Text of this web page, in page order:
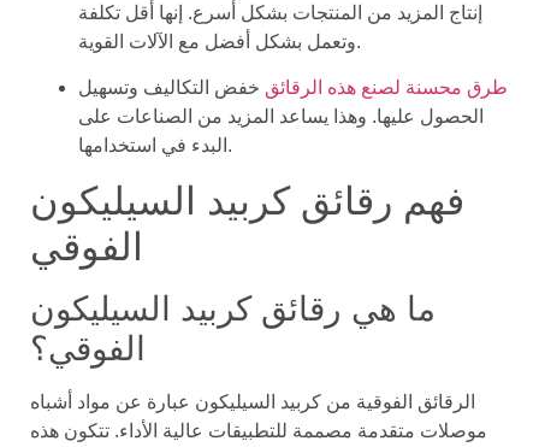
إنتاج المزيد من المنتجات بشكل أسرع. إنها أقل تكلفة
وتعمل بشكل أفضل مع الآلات القوية.
طرق محسنة لصنع هذه الرقائق خفض التكاليف وتسهيل
الحصول عليها. وهذا يساعد المزيد من الصناعات على
البدء في استخدامها.
فهم رقائق كربيد السيليكون
الفوقي
ما هي رقائق كربيد السيليكون
الفوقي؟
الرقائق الفوقية من كربيد السيليكون عبارة عن مواد أشباه
موصلات متقدمة مصممة للتطبيقات عالية الأداء. تتكون هذه